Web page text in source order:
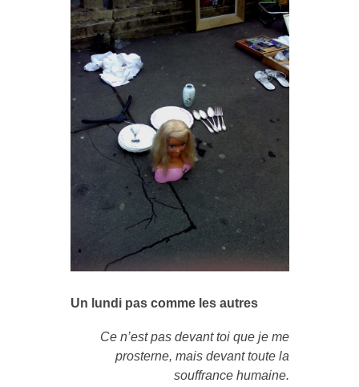
Un lundi pas comme les autres
Ce n’est pas devant toi que je me
prosterne, mais devant toute la
souffrance humaine.